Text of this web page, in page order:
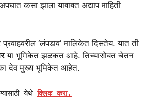
कसा झाला याबाबत अद्याप माहिती
प्रवाहवरील ‘लंपडाव’ मालिकेत दिसतेय. यात ती
या भूमिकेत झळकत आहे. तिच्यासोबत चेतन
देव मुख्य भूमिकेत आहेत.
येथेक्लिक करा.